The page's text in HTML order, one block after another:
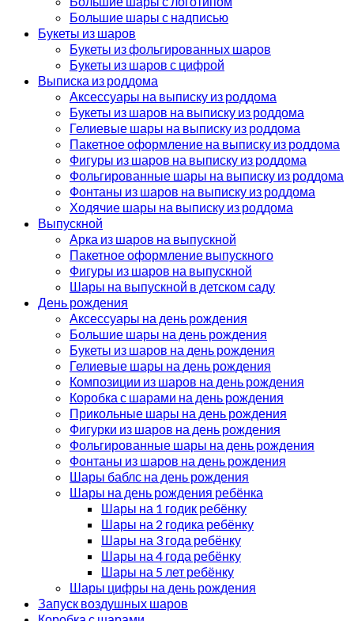
Большие шары с надписью
Букеты из шаров
Букеты из фольгированных шаров
Букеты из шаров с цифрой
Выписка из роддома
Аксессуары на выписку из роддома
Букеты из шаров на выписку из роддома
Гелиевые шары на выписку из роддома
Пакетное оформление на выписку из роддома
Фигуры из шаров на выписку из роддома
Фольгированные шары на выписку из роддома
Фонтаны из шаров на выписку из роддома
Ходячие шары на выписку из роддома
Выпускной
Арка из шаров на выпускной
Пакетное оформление выпускного
Фигуры из шаров на выпускной
Шары на выпускной в детском саду
День рождения
Аксессуары на день рождения
Большие шары на день рождения
Букеты из шаров на день рождения
Гелиевые шары на день рождения
Композиции из шаров на день рождения
Коробка с шарами на день рождения
Прикольные шары на день рождения
Фигурки из шаров на день рождения
Фольгированные шары на день рождения
Фонтаны из шаров на день рождения
Шары баблс на день рождения
Шары на день рождения ребёнка
Шары на 1 годик ребёнку
Шары на 2 годика ребёнку
Шары на 3 года ребёнку
Шары на 4 года ребёнку
Шары на 5 лет ребёнку
Шары цифры на день рождения
Запуск воздушных шаров